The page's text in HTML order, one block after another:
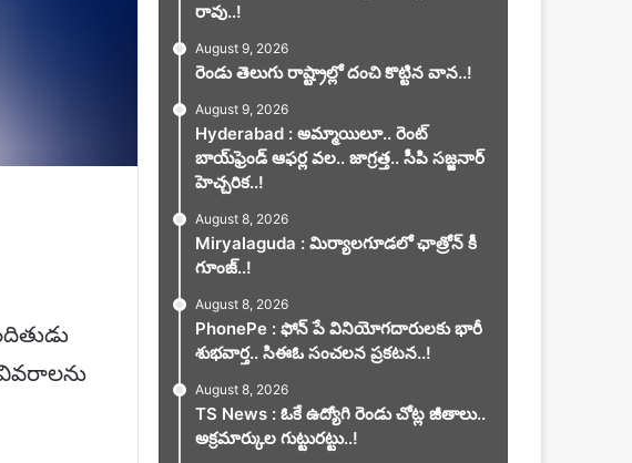
రావు..!
August 9, 2026
రెండు తెలుగు రాష్ట్రాల్లో దంచి కొట్టిన వాన..!
August 9, 2026
Hyderabad : అమ్మాయిలూ.. రెంట్
బాయ్‌ఫ్రెండ్ ఆఫర్ల వల.. జాగ్రత్త.. సీపి సజ్జనార్
హెచ్చరిక..!
August 8, 2026
Miryalaguda : మిర్యాలగూడలో ఛాత్రోన్ కీ
గూంజ్..!
August 8, 2026
PhonePe : ఫోన్ పే వినియోగదారులకు భారీ
శుభవార్త.. సిఈఓ సంచలన ప్రకటన..!
August 8, 2026
TS News : ఓకే ఉద్యోగి రెండు చోట్ల జీతాలు..
అక్రమార్కుల గుట్టురట్టు..!